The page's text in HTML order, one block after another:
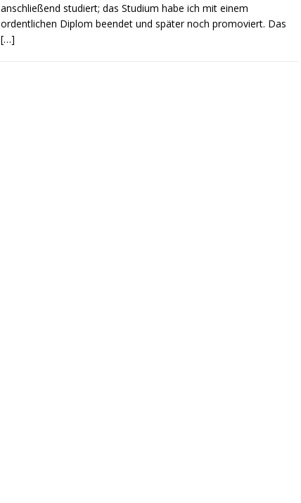
anschließend studiert; das Studium habe ich mit einem
ordentlichen Diplom beendet und später noch promoviert. Das
[…]